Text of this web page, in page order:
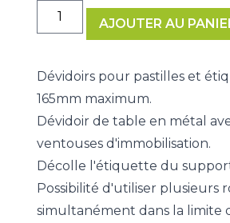
quantité
étiquettes
et
pastilles
165mm
maximum
AJOUTER AU
Dévidoirs pour pastilles et
165mm maximum.
Dévidoir de table en métal
ventouses d'immobilisation.
Décolle l'étiquette du
Possibilité d'utiliser plusieurs
simultanément dans la limite